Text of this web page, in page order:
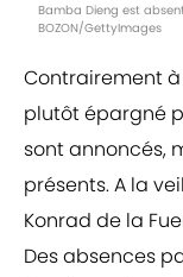
Bamba Dieng est absent
BOZON/GettyImages
Contrairement
plutôt épargné
sont annoncés,
présents. A la
Konrad de la
Des absences